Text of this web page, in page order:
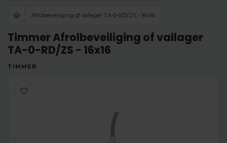
Afrolbeveiliging of vallager TA-0-RD/ZS - 16x16
Timmer Afrolbeveiliging of vallager
TA-0-RD/ZS - 16x16
TIMMER